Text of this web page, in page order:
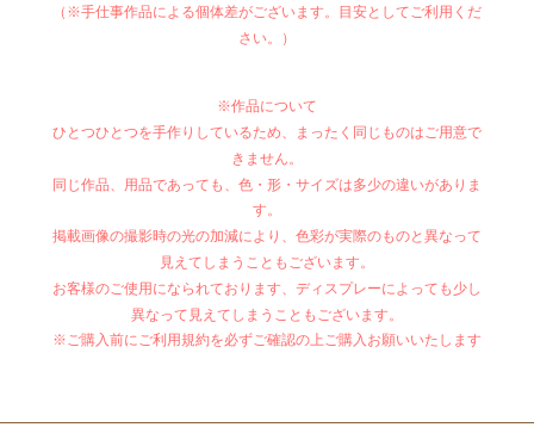
（※手仕事作品による個体差がございます。目安としてご利用くだ
さい。）​
※作品について
ひとつひとつを手作りしているため、まったく同じものはご用意で
きません。
同じ作品、用品であっても、色・形・サイズは多少の違いがありま
す。
掲載画像の撮影時の光の加減により、色彩が実際のものと異なって
見えてしまうこともございます。
お客様のご使用になられております、ディスプレーによっても少し
異なって見えてしまうこともございます。
※ご購入前にご利用規約を必ずご確認の上ご購入お願いいたします